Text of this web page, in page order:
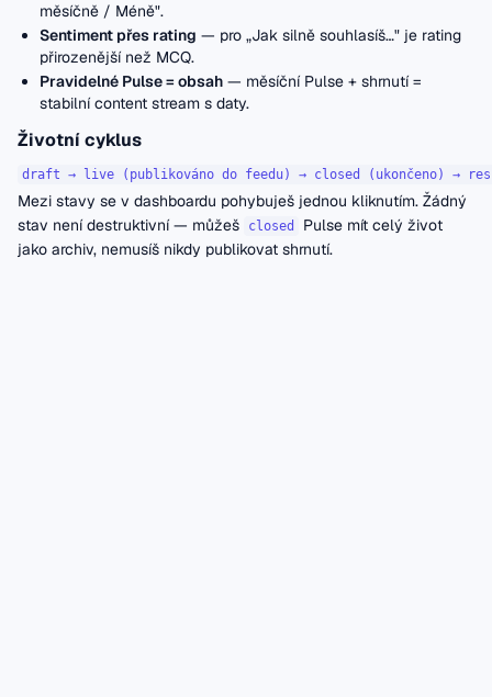
měsíčně / Méně".
Sentiment přes rating — pro „Jak silně souhlasíš…" je rating
přirozenější než MCQ.
Pravidelné Pulse = obsah — měsíční Pulse + shrnutí =
stabilní content stream s daty.
Životní cyklus
Mezi stavy se v dashboardu pohybuješ jednou kliknutím. Žádný
stav není destruktivní — můžeš
closed
Pulse mít celý život
jako archiv, nemusíš nikdy publikovat shrnutí.